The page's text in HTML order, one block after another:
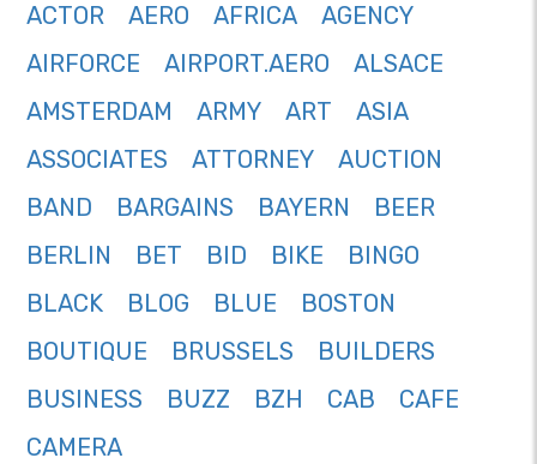
ACTOR
AERO AFRICA
AGENCY
AIRFORCE
AIRPORT.AERO
ALSACE
AMSTERDAM
ARMY ART
ASIA
ASSOCIATES
ATTORNEY
AUCTION
BAND
BARGAINS BAYERN
BEER
BERLIN
BET BID BIKE
BINGO
BLACK
BLOG BLUE
BOSTON
BOUTIQUE
BRUSSELS
BUILDERS
BUSINESS
BUZZ BZH CAB
CAFE
CAMERA